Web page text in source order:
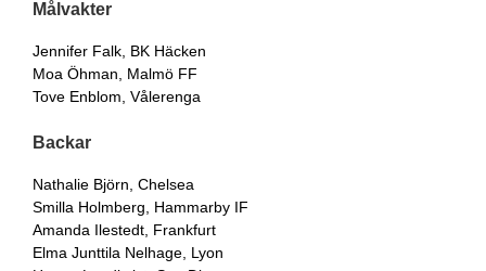
Målvakter
Jennifer Falk, BK Häcken
Moa Öhman, Malmö FF
Tove Enblom, Vålerenga
Backar
Nathalie Björn, Chelsea
Smilla Holmberg, Hammarby IF
Amanda Ilestedt, Frankfurt
Elma Junttila Nelhage, Lyon